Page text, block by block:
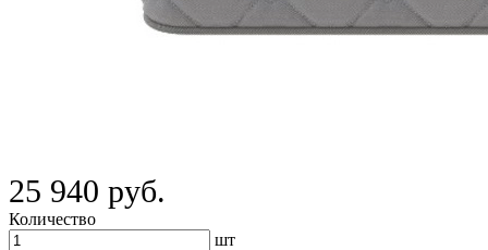
25 940 руб.
Количество
шт